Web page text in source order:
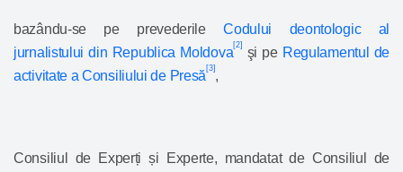
bazându-se pe prevederileCodului deontologic al
jurnalistului din Republica Moldova[2] şi pe Regulamentul de
activitate a Consiliului de Presă[3] ,
Consiliul de Experți și Experte, mandatat de Consiliul de